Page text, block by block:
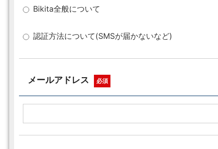
Bikita全般について
認証方法について(SMSが届かないなど)
メールアドレス 必須